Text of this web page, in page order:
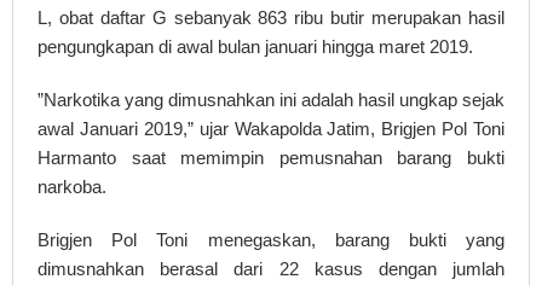
L, obat daftar G sebanyak 863 ribu butir merupakan hasil
pengungkapan di awal bulan januari hingga maret 2019.
”Narkotika yang dimusnahkan ini adalah hasil ungkap sejak
awal Januari 2019,” ujar Wakapolda Jatim, Brigjen Pol Toni
Harmanto saat memimpin pemusnahan barang bukti
narkoba.
Brigjen Pol Toni menegaskan, barang bukti yang
dimusnahkan berasal dari 22 kasus dengan jumlah